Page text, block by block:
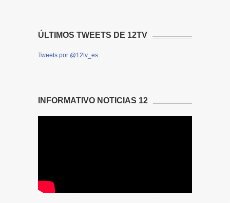
ÚLTIMOS TWEETS DE 12TV
Tweets por @12tv_es
INFORMATIVO NOTICIAS 12